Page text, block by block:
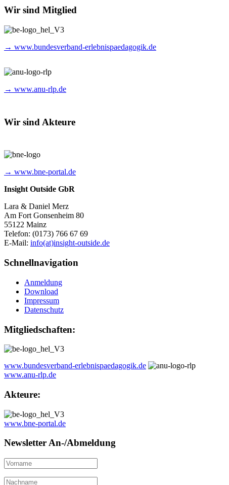
Wir sind Mitglied
→ www.bundesverband-erlebnispaedagogik.de
→ www.anu-rlp.de
Wir sind Akteure
→ www.bne-portal.de
Insight Outside GbR
Lara & Daniel Merz
Am Fort Gonsenheim 80
55122 Mainz
Telefon: (0173) 766 67 69
E-Mail: info(at)insight-outside.de
Schnellnavigation
Anmeldung
Download
Impressum
Datenschutz
Mitgliedschaften:
www.bundesverband-erlebnispaedagogik.de
www.anu-rlp.de
Akteure:
www.bne-portal.de
Newsletter An-/Abmeldung